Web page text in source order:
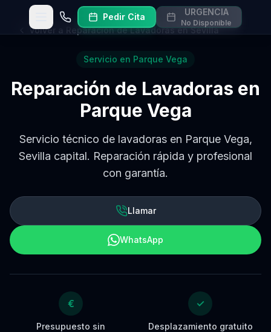
Abrir menú
Llamar Pedir Cita URGENCIA
No Disponible
Volver a Reparación de Lavadoras en Sevilla
Servicio en Parque Vega
Reparación de Lavadoras en
Parque Vega
Servicio técnico de lavadoras en Parque Vega,
Sevilla capital. Reparación rápida y profesional
con garantía.
Llamar
WhatsApp
€
Presupuesto sin
✓
Desplazamiento gratuito